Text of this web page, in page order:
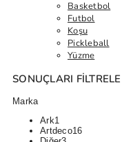
Basketbol
Futbol
Koşu
Pickleball
Yüzme
SONUÇLARI FILTRELE
Marka
Ark1
Artdeco16